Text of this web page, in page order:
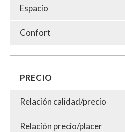
Espacio
Confort
PRECIO
Relación calidad/precio
Relación precio/placer